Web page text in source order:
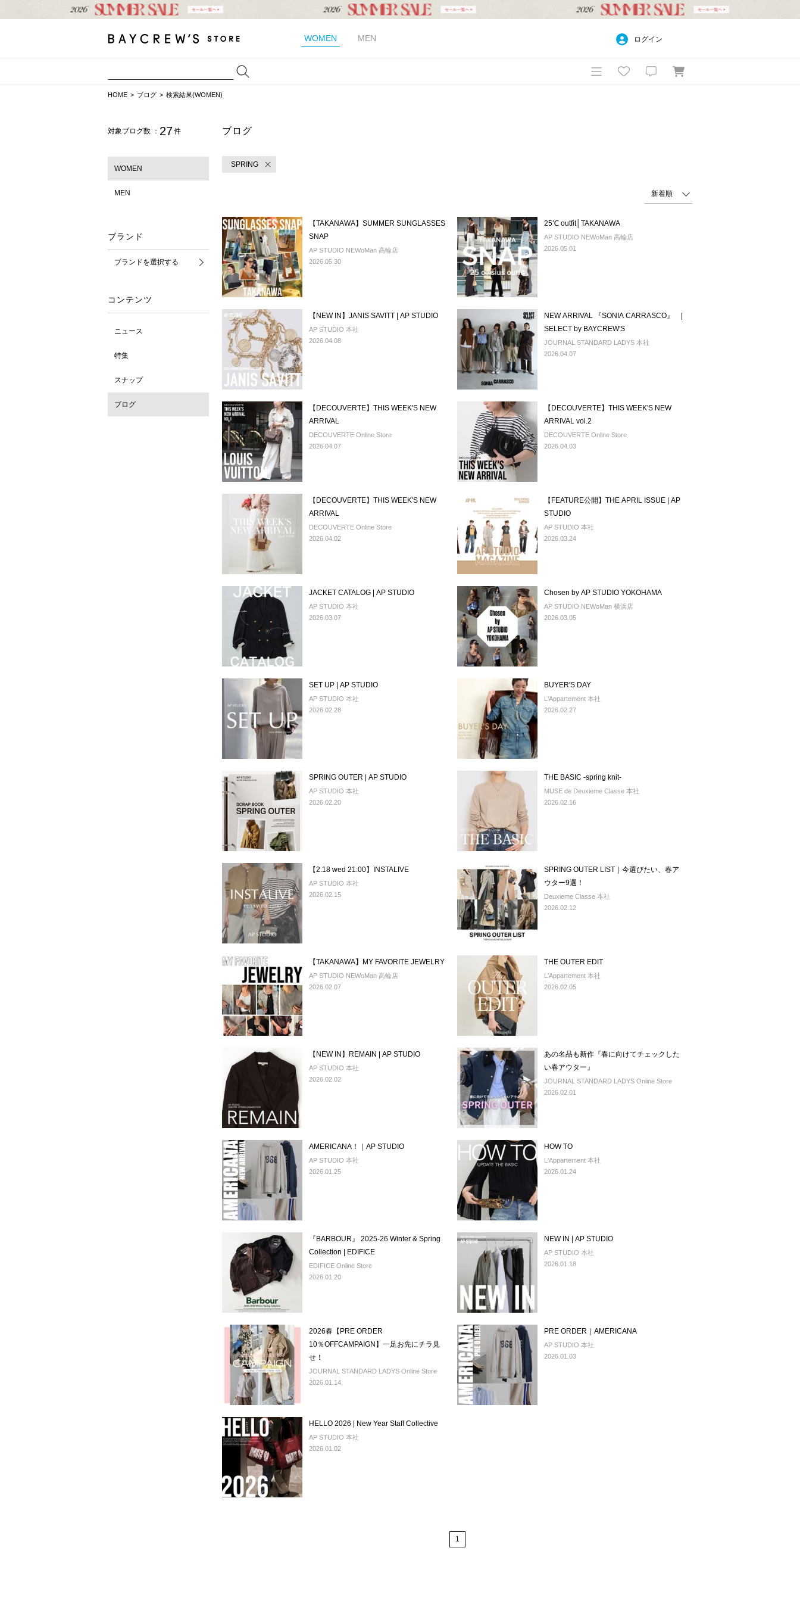
WOMEN MEN ログイン
HOME ブログ 検索結果(WOMEN)
対象ブログ数 ： 27件
WOMEN
MEN
ブランド
ブランドを選択する
コンテンツ
ニュース
特集
スナップ
ブログ
ブログ
SPRING
【TAKANAWA】SUMMER SUNGLASSES
SNAP
AP STUDIO NEWoMan 高輪店
2026.05.30
25℃ outfit│TAKANAWA
AP STUDIO NEWoMan 高輪店
2026.05.01
【NEW IN】JANIS SAVITT | AP STUDIO
AP STUDIO 本社
2026.04.08
NEW ARRIVAL 『SONIA CARRASCO』 |
SELECT by BAYCREW'S
JOURNAL STANDARD LADYS 本社
2026.04.07
【DECOUVERTE】THIS WEEK'S NEW
ARRIVAL
DECOUVERTE Online Store
2026.04.07
【DECOUVERTE】THIS WEEK'S NEW
ARRIVAL vol.2
DECOUVERTE Online Store
2026.04.03
【DECOUVERTE】THIS WEEK'S NEW
ARRIVAL
DECOUVERTE Online Store
2026.04.02
【FEATURE公開】THE APRIL ISSUE | AP
STUDIO
AP STUDIO 本社
2026.03.24
JACKET CATALOG | AP STUDIO
AP STUDIO 本社
2026.03.07
Chosen by AP STUDIO YOKOHAMA
AP STUDIO NEWoMan 横浜店
2026.03.05
SET UP | AP STUDIO
AP STUDIO 本社
2026.02.28
BUYER'S DAY
L'Appartement 本社
2026.02.27
SPRING OUTER | AP STUDIO
AP STUDIO 本社
2026.02.20
THE BASIC -spring knit-
MUSE de Deuxieme Classe 本社
2026.02.16
【2.18 wed 21:00】INSTALIVE
AP STUDIO 本社
2026.02.15
SPRING OUTER LIST｜今選びたい、春ア
ウター9選！
Deuxieme Classe 本社
2026.02.12
【TAKANAWA】MY FAVORITE JEWELRY
AP STUDIO NEWoMan 高輪店
2026.02.07
THE OUTER EDIT
L'Appartement 本社
2026.02.05
【NEW IN】REMAIN | AP STUDIO
AP STUDIO 本社
2026.02.02
あの名品も新作『春に向けてチェックした
い春アウター』
JOURNAL STANDARD LADYS Online Store
2026.02.01
AMERICANA！｜AP STUDIO
AP STUDIO 本社
2026.01.25
HOW TO
L'Appartement 本社
2026.01.24
『BARBOUR』 2025-26 Winter & Spring
Collection | EDIFICE
EDIFICE Online Store
2026.01.20
NEW IN | AP STUDIO
AP STUDIO 本社
2026.01.18
2026春【PRE ORDER
10％OFFCAMPAIGN】一足お先にチラ見
せ！
JOURNAL STANDARD LADYS Online Store
2026.01.14
PRE ORDER｜AMERICANA
AP STUDIO 本社
2026.01.03
HELLO 2026 | New Year Staff Collective
AP STUDIO 本社
2026.01.02
1